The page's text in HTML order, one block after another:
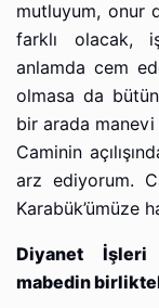
mutluyum, onur
farklı olacak,
anlamda cem
olmasa da
bir arada
Caminin
arz ediyorum.
Karabük’ümüze
Diyanet İşleri
mabedin